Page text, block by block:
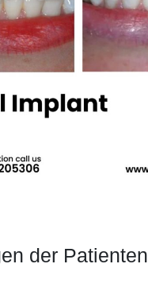
der Patienten